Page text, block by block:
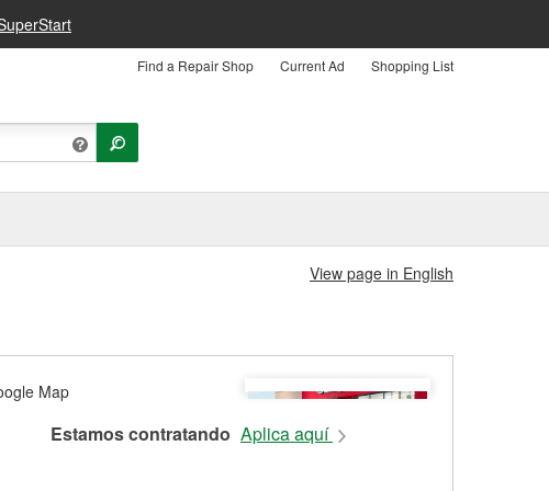
Find a Repair Shop Current Ad Shopping List
View page in English
Estamos contratando Aplica aquí